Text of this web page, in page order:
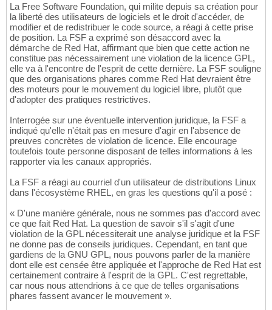
La Free Software Foundation, qui milite depuis sa création pour
la liberté des utilisateurs de logiciels et le droit d'accéder, de
modifier et de redistribuer le code source, a réagi à cette prise
de position. La FSF a exprimé son désaccord avec la
démarche de Red Hat, affirmant que bien que cette action ne
constitue pas nécessairement une violation de la licence GPL,
elle va à l'encontre de l'esprit de cette dernière. La FSF souligne
que des organisations phares comme Red Hat devraient être
des moteurs pour le mouvement du logiciel libre, plutôt que
d'adopter des pratiques restrictives.
Interrogée sur une éventuelle intervention juridique, la FSF a
indiqué qu'elle n'était pas en mesure d'agir en l'absence de
preuves concrètes de violation de licence. Elle encourage
toutefois toute personne disposant de telles informations à les
rapporter via les canaux appropriés.
La FSF a réagi au courriel d'un utilisateur de distributions Linux
dans l'écosystème RHEL, en gras les questions qu'il a posé :
« D'une manière générale, nous ne sommes pas d'accord avec
ce que fait Red Hat. La question de savoir s'il s'agit d'une
violation de la GPL nécessiterait une analyse juridique et la FSF
ne donne pas de conseils juridiques. Cependant, en tant que
gardiens de la GNU GPL, nous pouvons parler de la manière
dont elle est censée être appliquée et l'approche de Red Hat est
certainement contraire à l'esprit de la GPL. C'est regrettable,
car nous nous attendrions à ce que de telles organisations
phares fassent avancer le mouvement ».